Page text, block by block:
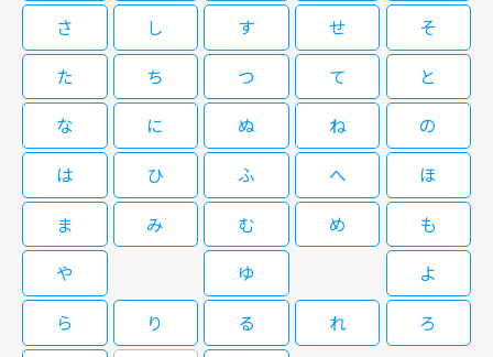
見習い会計士の尾崎健作（渡辺徹）と滋賀県・近江八幡に出張する。二人は
県職員・山田エリカ（小沢真珠）の案内で、ホテルオーナーの藤原宗茂（四
方堂亘）から京都の呉服店主・細川碧（荻野目慶子）を紹介される。しかし
翌朝、琵琶湖に一人の男性の死体が浮かぶ・・・。
閉じる
さ
し す せ
そ
た
ち つ て
と
な
に ぬ ね
の
は
ひ ふ へ
ほ
ま
み む め
も
や
ゆ
よ
ら
り る れ
ろ